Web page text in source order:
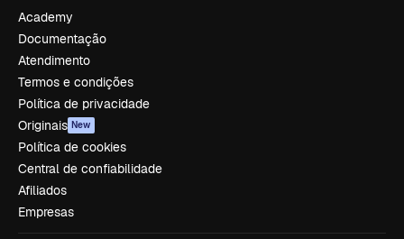
Academy
Documentação
Atendimento
Termos e condições
Política de privacidade
Originais New
Política de cookies
Central de confiabilidade
Afiliados
Empresas